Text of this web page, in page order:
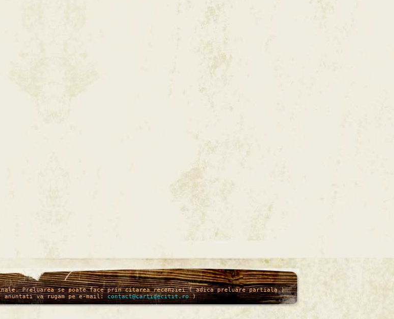
Preluarea se poate face prin citarea recenziei ( adica preluare partiala )
va rugam pe e-mail:contact@cartidecitit.ro)